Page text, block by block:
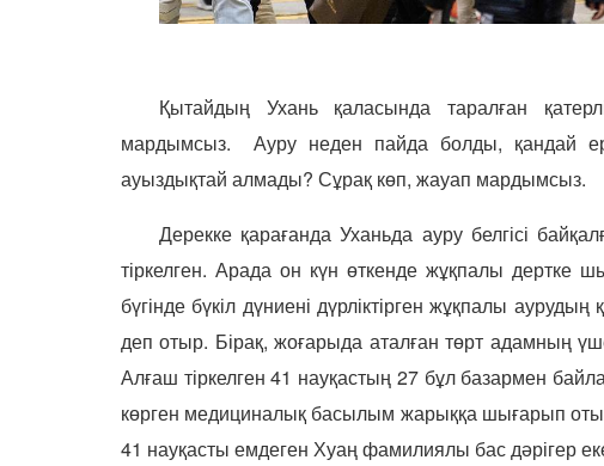
Қытайдың Ухань қаласында таралған
мардымсыз.
Ауру неден пайда болды, қандай
ауыздықтай алмады? Сұрақ көп, жауап мардымсыз.
Дерекке қарағанда Уханьда ауру белгісі
тіркелген. Арада он күн өткенде жұқпалы дертке
бүгінде бүкіл дүниені дүрліктірген жұқпалы
деп отыр. Бірақ, жоғарыда аталған төрт адамның
Алғаш тіркелген 41 науқастың 27 бұл базармен
көрген медициналық басылым жарыққа шығарып
41 науқасты емдеген Хуаң фамилиялы бас дәрігер